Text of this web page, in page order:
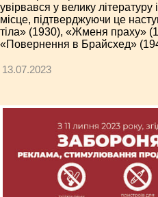
увірвався у велику
місце, підтверджуючи це
тіла» (1930), «Жменя праху»
«Повернення в Брайсхед»
13.07.2023